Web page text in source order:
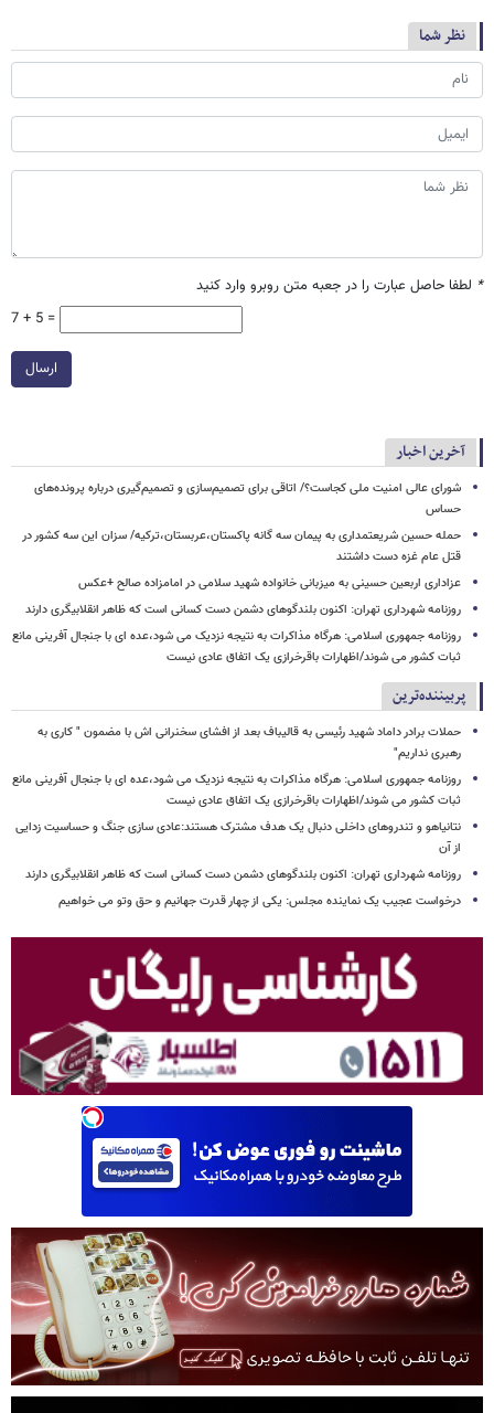
نظر شما
* لطفا حاصل عبارت را در جعبه متن روبرو وارد کنید
7 + 5 =
ارسال
آخرین اخبار
شورای عالی امنیت ملی کجاست؟/ اتاقی برای تصمیم‌سازی و تصمیم‌گیری درباره پرونده‌های
حساس
حمله حسین شریعتمداری به پیمان سه گانه پاکستان،عربستان،ترکیه/ سزان این سه کشور در
قتل عام غزه دست داشتند
عزاداری اربعین حسینی به میزبانی خانواده شهید سلامی در امامزاده صالح +عکس
روزنامه شهرداری تهران: اکنون بلندگوهای دشمن دست کسانی است که ظاهر انقلابیگری دارند
روزنامه جمهوری اسلامی: هرگاه مذاکرات به نتیجه نزدیک می شود،عده ای با جنجال آفرینی مانع
ثبات کشور می شوند/اظهارات باقرخرازی یک اتفاق عادی نیست
پربیننده‌ترین
حملات برادر داماد شهید رئیسی به قالیباف بعد از افشای سخنرانی اش با مضمون " کاری به
رهبری نداریم"
روزنامه جمهوری اسلامی: هرگاه مذاکرات به نتیجه نزدیک می شود،عده ای با جنجال آفرینی مانع
ثبات کشور می شوند/اظهارات باقرخرازی یک اتفاق عادی نیست
نتانیاهو و تندروهای داخلی دنبال یک هدف مشترک هستند:عادی سازی جنگ و حساسیت زدایی
از آن
روزنامه شهرداری تهران: اکنون بلندگوهای دشمن دست کسانی است که ظاهر انقلابیگری دارند
درخواست عجیب یک نماینده مجلس: یکی از چهار قدرت جهانیم و حق وتو می خواهیم